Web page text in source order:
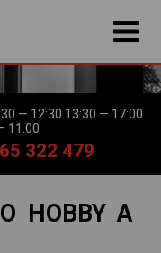
— 12:30 13:30 — 17:00
11:00
322 479
HOBBY A